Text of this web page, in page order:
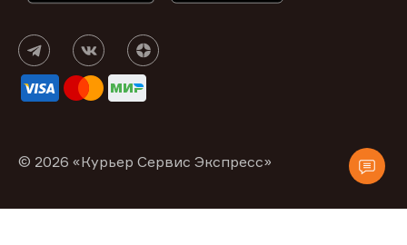
© 2026 «Курьер Сервис Экспресс»